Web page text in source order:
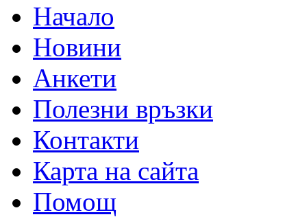
Начало
Новини
Анкети
Полезни връзки
Контакти
Карта на сайта
Помощ